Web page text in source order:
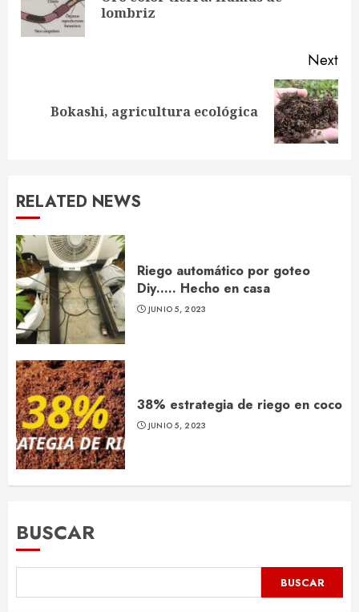
lombriz
Next
NextBokashi, agricultura ecológica
RELATED NEWS
Riego automático por goteo
Diy….. Hecho en casa
JUNIO 5, 2023
38% estrategia de riego en coco
JUNIO 5, 2023
BUSCAR
BUSCAR